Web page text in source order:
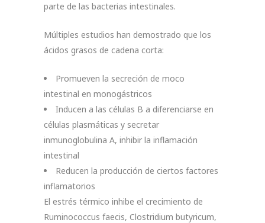
parte de las bacterias intestinales.
Múltiples estudios han demostrado que los
ácidos grasos de cadena corta:
Promueven la secreción de moco
intestinal en monogástricos
Inducen a las células B a diferenciarse en
células plasmáticas y secretar
inmunoglobulina A, inhibir la inflamación
intestinal
Reducen la producción de ciertos factores
inflamatorios
El estrés térmico inhibe el crecimiento de
Ruminococcus faecis, Clostridium butyricum,